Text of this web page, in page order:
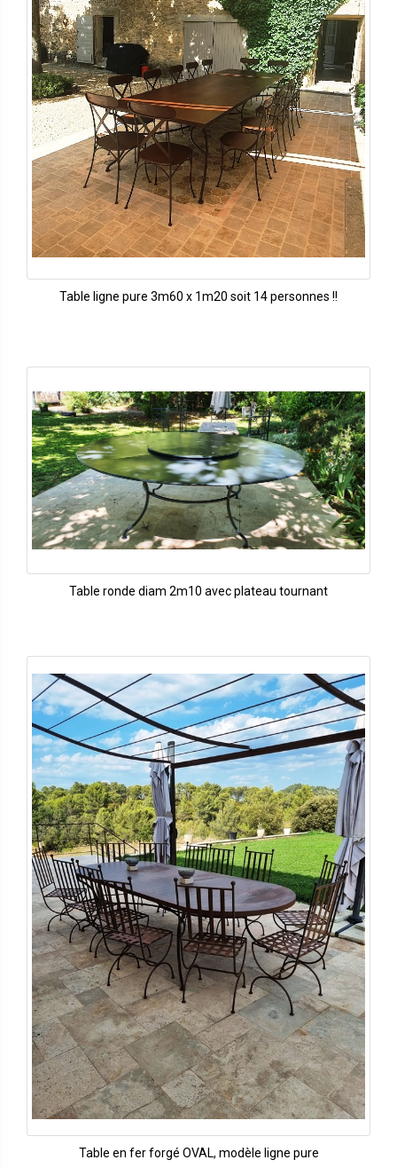
Table ligne pure 3m60 x 1m20 soit 14 personnes !!
Table ronde diam 2m10 avec plateau tournant
Table en fer forgé OVAL, modèle ligne pure